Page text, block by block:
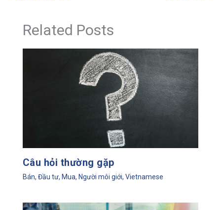
Related Posts
Câu hỏi thường gặp
Bán, Đầu tư, Mua, Người môi giới, Vietnamese